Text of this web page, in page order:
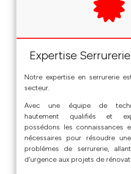
Expertise
Notre expertise en serrurerie
secteur.
Avec une équipe de
hautement qualifiés et
possédons les connaissances
nécessaires pour résoudre
problèmes de serrurerie,
d'urgence aux projets de